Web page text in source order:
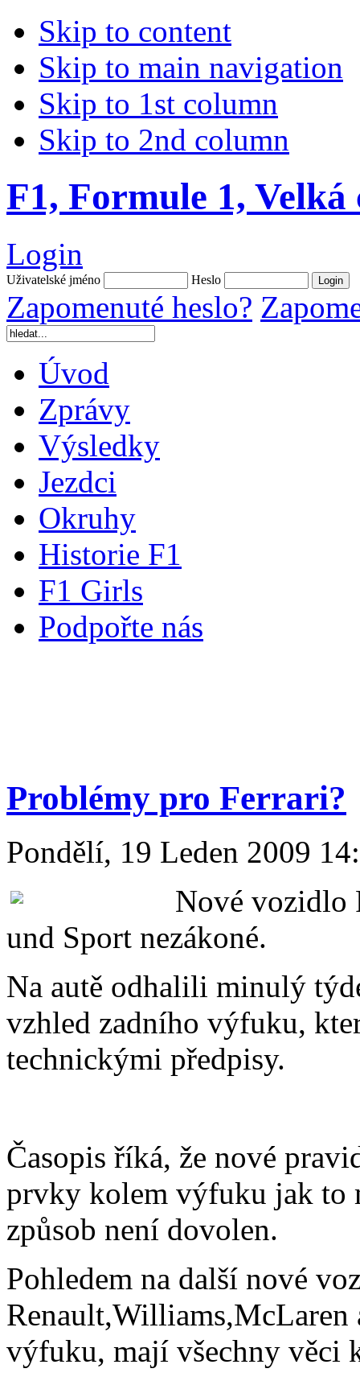
Skip to content
Skip to main navigation
Skip to 1st column
Skip to 2nd column
F1, Formule 1,
Login
Uživatelské jméno Heslo
Zapomenuté heslo?
Úvod
Zprávy
Výsledky
Jezdci
Okruhy
Historie F1
F1 Girls
Podpořte nás
Problémy pro Ferrari?
Pondělí, 19 Leden 2009
Nové vozidlo
und Sport nezákoné.
Na autě odhalili minulý
vzhled zadního výfuku,
technickými předpisy.
Časopis říká, že nové
prvky kolem výfuku jak to
způsob není dovolen.
Pohledem na další nové
Renault,Williams,McLaren
výfuku, mají všechny věci